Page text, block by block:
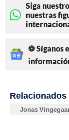
Siga
nuestras
⚽ Síganos
Relacionados
Jonas